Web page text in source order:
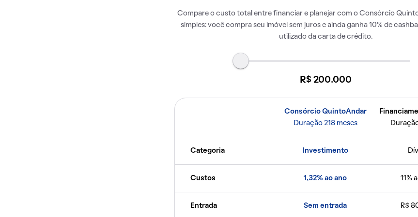
Compare o custo total entre financiar e planejar com o Consórcio
simples: você compra seu imóvel sem juros e ainda ganha 10% de
utilizado da carta de crédito.
R$ 200.000
Consórcio QuintoAndar
Duração 218 meses
Categoria Investimento
Custos 1,32% ao ano 11%
Entrada Sem entrada R$